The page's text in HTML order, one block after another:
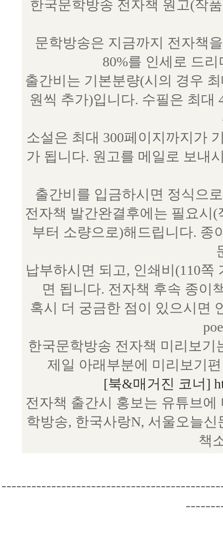
한국문학방송 전자책 원고(작
문학방송은 지금까지 전자책
80%를 인세로 드
출간비는 기본분량(시의 경우
원씩 추가)입니다. 수필은 최대
소설은 최대 300페이지까지가
가 됩니다. 원고를 메일로 보내
출간비를 입금하시면 정식으
전자책 발간완결후에는 필요시
부터 소량으로)해드립니다. 종
납부하시면 되고, 인쇄비(110
면 됩니다. 전자책 후속 종이
혹시 더 궁금한 점이 있으시면
한국문학방송 전자책 미리보
제일 아래부분에 미리보기
[북&매거진 코너]
전자책 출간시 홍보는 유튜브
학방송, 한국사랑N, 서울오늘
책